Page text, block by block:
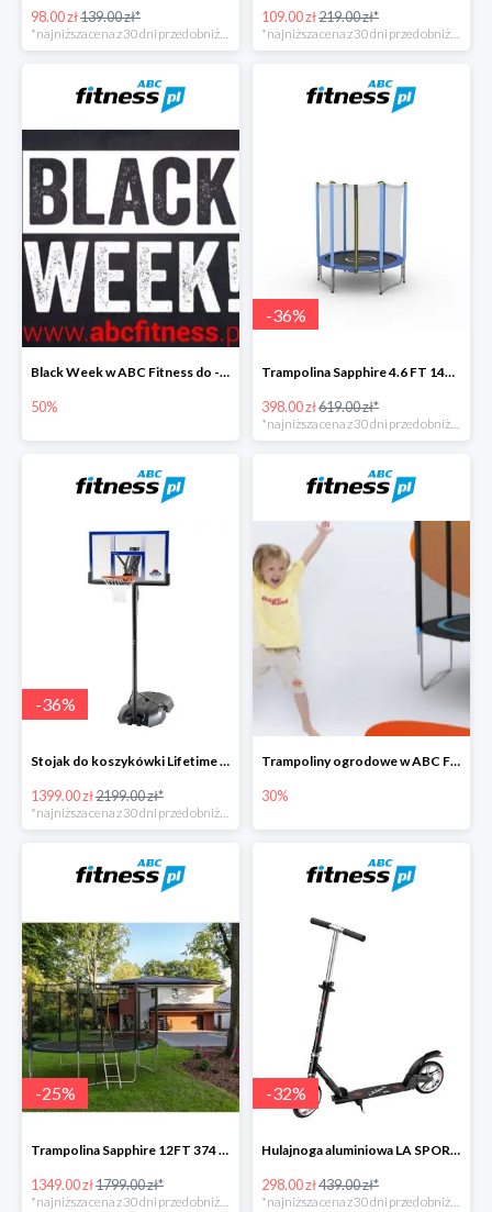
98.00 zł139.00 zł*
*najniższa cena z 30 dni przed obniżką
109.00 zł219.00 zł*
*najniższa cena z 30 dni przed obniżką
Black Week w ABC Fitness do -50%
50%
-36%
Trampolina Sapphire 4.6 FT 140 cm
398.00 zł619.00 zł*
-36%
Stojak do koszykówki Lifetime NEW YORK 90000
1399.00 zł2199.00 zł*
Trampoliny ogrodowe w ABC Fitness do -30%
30%
-25%
Trampolina Sapphire 12FT 374 cm + drabinka GRATISY
1349.00 zł1799.00 zł*
*najniższa cena z 30 dni przed obniżką
-32%
Hulajnoga aluminiowa LA SPORTS Swift -32%
298.00 zł439.00 zł*
*najniższa cena z 30 dni przed obniżką